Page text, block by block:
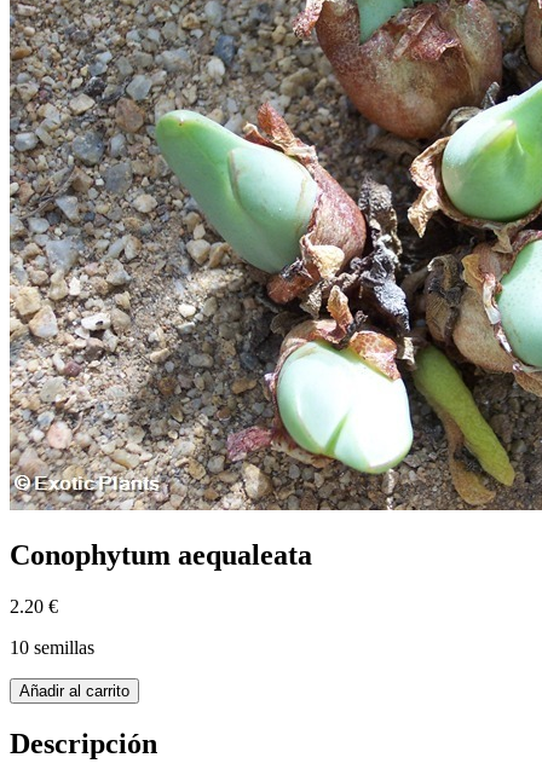
Conophytum aequaleata
2.20 €
10 semillas
Añadir al carrito
Descripción